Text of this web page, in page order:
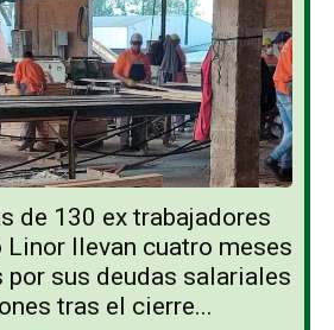
de 130 ex trabajadores
Linor llevan cuatro meses
por sus deudas salariales
tras el cierre...